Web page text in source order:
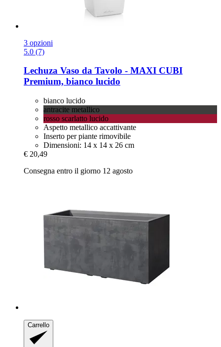
3 opzioni
5.0 (7)
Lechuza Vaso da Tavolo -​ MAXI CUBI
Premium, bianco lucido
bianco lucido
antracite metallico
rosso scarlatto lucido
Aspetto metallico accattivante
Inserto per piante rimovibile
Dimensioni: 14 x 14 x 26 cm
€ 20,49
Consegna entro il giorno 12 agosto
Carrello